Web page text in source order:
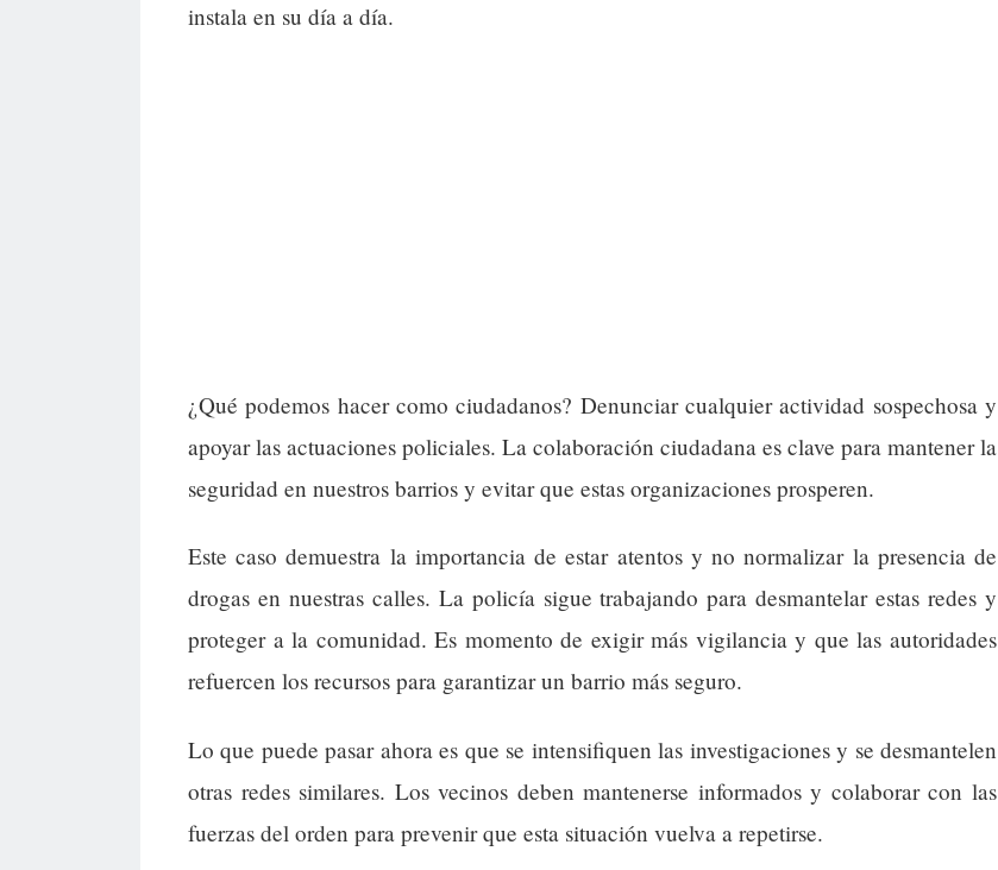
instala en su día a día.
¿Qué podemos hacer como ciudadanos? Denunciar cualquier actividad sospechosa y
apoyar las actuaciones policiales. La colaboración ciudadana es clave para mantener la
seguridad en nuestros barrios y evitar que estas organizaciones prosperen.
Este caso demuestra la importancia de estar atentos y no normalizar la presencia de
drogas en nuestras calles. La policía sigue trabajando para desmantelar estas redes y
proteger a la comunidad. Es momento de exigir más vigilancia y que las autoridades
refuercen los recursos para garantizar un barrio más seguro.
Lo que puede pasar ahora es que se intensifiquen las investigaciones y se desmantelen
otras redes similares. Los vecinos deben mantenerse informados y colaborar con las
fuerzas del orden para prevenir que esta situación vuelva a repetirse.